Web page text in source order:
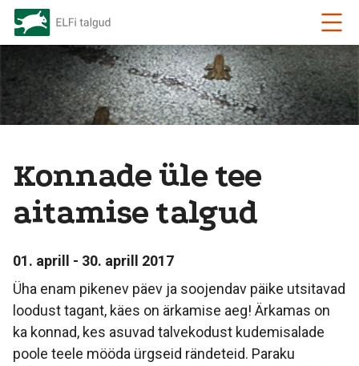
Konnade üle tee
aitamise talgud
01. aprill - 30. aprill 2017
Üha enam pikenev päev ja soojendav päike utsitavad
loodust tagant, käes on ärkamise aeg! Ärkamas on
ka konnad, kes asuvad talvekodust kudemisalade
poole teele mööda ürgseid rändeteid. Paraku